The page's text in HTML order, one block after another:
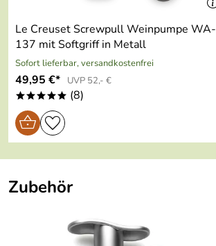
Le Creuset Screwpull Weinpumpe WA-
137 mit Softgriff in Metall
Sofort lieferbar, versandkostenfrei
49,95 €* UVP 52,- €
***** (8)
Zubehör